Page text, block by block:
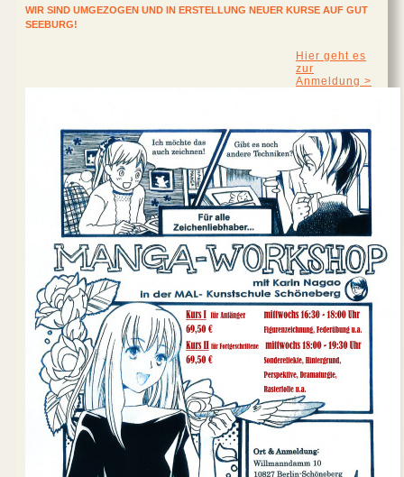
WIR SIND UMGEZOGEN UND IN ERSTELLUNG NEUER KURSE AUF GUT
SEEBURG!
Hier geht es
zur
Anmeldung >